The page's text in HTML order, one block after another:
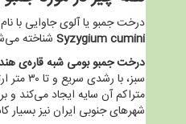
درخت جمبو یا آلوی جاوایی با
Syzygium cumini شناخته
درخت جمبو بومی شبه قاره‌ی
سبز، با
متراکم آن سایه ایجاد می‌کند و
شهرهای جنوبی ایران نیز